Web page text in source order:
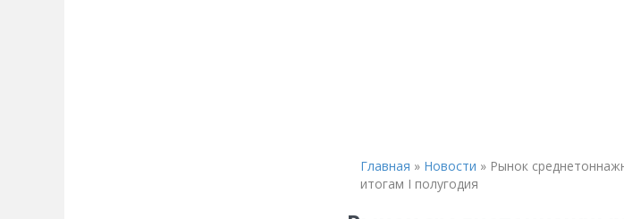
Главная » Новости » Рынок
итогам I полугодия